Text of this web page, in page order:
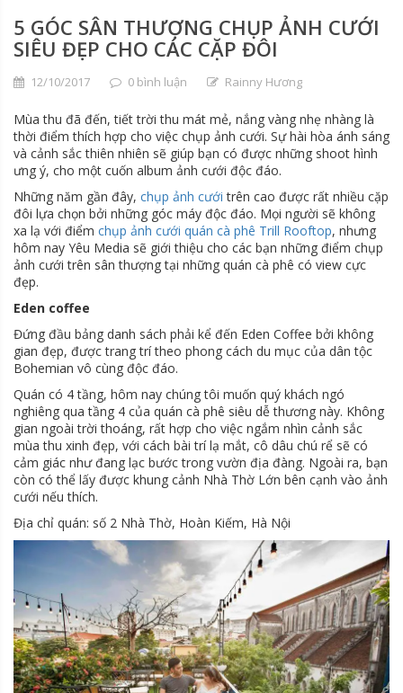
5 GÓC SÂN THƯỢNG CHỤP ẢNH CƯỚI
SIÊU ĐẸP CHO CÁC CẶP ĐÔI
12/10/2017 0 bình luận Rainny Hương
Mùa thu đã đến, tiết trời thu mát mẻ, nắng vàng nhẹ nhàng là
thời điểm thích hợp cho việc chụp ảnh cưới. Sự hài hòa ánh sáng
và cảnh sắc thiên nhiên sẽ giúp bạn có được những shoot hình
ưng ý, cho một cuốn album ảnh cưới độc đáo.
Những năm gần đây, chụp ảnh cưới trên cao được rất nhiều cặp
đôi lựa chọn bởi những góc máy độc đáo. Mọi người sẽ không
xa lạ với điểm chụp ảnh cưới quán cà phê Trill Rooftop, nhưng
hôm nay Yêu Media sẽ giới thiệu cho các bạn những điểm chụp
ảnh cưới trên sân thượng tại những quán cà phê có view cực
đẹp.
Eden coffee
Đứng đầu bảng danh sách phải kể đến Eden Coffee bởi không
gian đẹp, được trang trí theo phong cách du mục của dân tộc
Bohemian vô cùng độc đáo.
Quán có 4 tầng, hôm nay chúng tôi muốn quý khách ngó
nghiêng qua tầng 4 của quán cà phê siêu dễ thương này. Không
gian ngoài trời thoáng, rất hợp cho việc ngắm nhìn cảnh sắc
mùa thu xinh đẹp, với cách bài trí lạ mắt, cô dâu chú rể sẽ có
cảm giác như đang lạc bước trong vườn địa đàng. Ngoài ra, bạn
còn có thể lấy được khung cảnh Nhà Thờ Lớn bên cạnh vào ảnh
cưới nếu thích.
Địa chỉ quán: số 2 Nhà Thờ, Hoàn Kiếm, Hà Nội